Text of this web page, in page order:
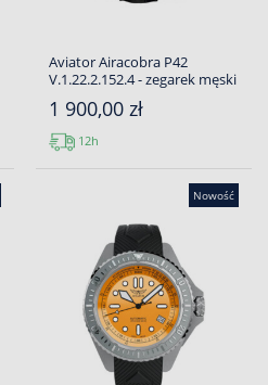
Aviator Airacobra P42
V.1.22.2.152.4 - zegarek męski
1 900,00 zł
12h
Nowość